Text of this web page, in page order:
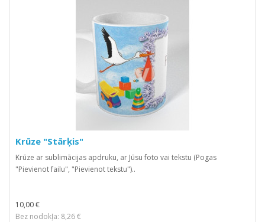
Krūze "Stārķis"
Krūze ar sublimācijas apdruku, ar Jūsu foto vai tekstu (Pogas
"Pievienot failu", "Pievienot tekstu")..
10,00 €
Bez nodokļa: 8,26 €